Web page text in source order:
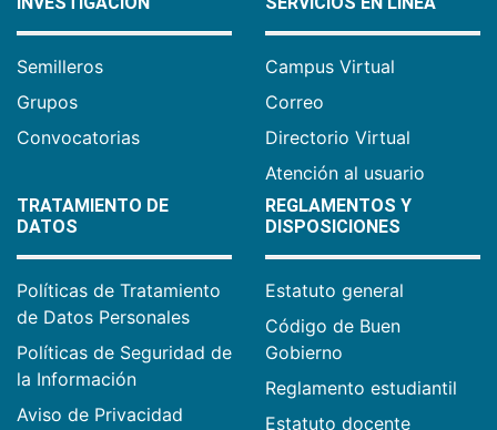
Semilleros
Grupos
Convocatorias
Campus Virtual
Correo
Directorio Virtual
Atención al usuario
TRATAMIENTO DE
DATOS
Políticas de Tratamiento
de Datos Personales
Políticas de Seguridad de
la Información
Aviso de Privacidad
REGLAMENTOS Y
DISPOSICIONES
Estatuto general
Código de Buen
Gobierno
Reglamento estudiantil
Estatuto docente